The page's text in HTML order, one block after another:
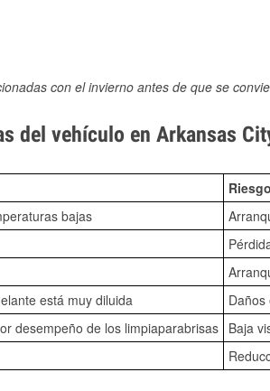
con el invierno antes de que se
del vehículo en Arkansas
bajas
está muy diluida
desempeño de los limpiaparabrisas Baja